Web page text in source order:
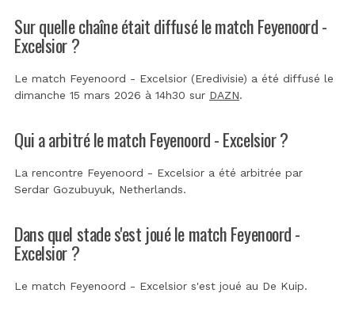
Sur quelle chaîne était diffusé le match Feyenoord -
Excelsior ?
Le match Feyenoord - Excelsior (Eredivisie) a été diffusé le
dimanche 15 mars 2026 à 14h30 sur DAZN.
Qui a arbitré le match Feyenoord - Excelsior ?
La rencontre Feyenoord - Excelsior a été arbitrée par
Serdar Gozubuyuk, Netherlands.
Dans quel stade s'est joué le match Feyenoord -
Excelsior ?
Le match Feyenoord - Excelsior s'est joué au De Kuip.